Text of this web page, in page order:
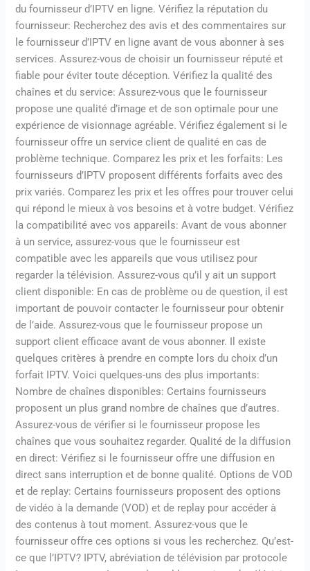
du fournisseur d’IPTV en ligne. Vérifiez la réputation du
fournisseur: Recherchez des avis et des commentaires sur
le fournisseur d’IPTV en ligne avant de vous abonner à ses
services. Assurez-vous de choisir un fournisseur réputé et
fiable pour éviter toute déception. Vérifiez la qualité des
chaînes et du service: Assurez-vous que le fournisseur
propose une qualité d’image et de son optimale pour une
expérience de visionnage agréable. Vérifiez également si le
fournisseur offre un service client de qualité en cas de
problème technique. Comparez les prix et les forfaits: Les
fournisseurs d’IPTV proposent différents forfaits avec des
prix variés. Comparez les prix et les offres pour trouver celui
qui répond le mieux à vos besoins et à votre budget. Vérifiez
la compatibilité avec vos appareils: Avant de vous abonner
à un service, assurez-vous que le fournisseur est
compatible avec les appareils que vous utilisez pour
regarder la télévision. Assurez-vous qu’il y ait un support
client disponible: En cas de problème ou de question, il est
important de pouvoir contacter le fournisseur pour obtenir
de l’aide. Assurez-vous que le fournisseur propose un
support client efficace avant de vous abonner. Il existe
quelques critères à prendre en compte lors du choix d’un
forfait IPTV. Voici quelques-uns des plus importants:
Nombre de chaînes disponibles: Certains fournisseurs
proposent un plus grand nombre de chaînes que d’autres.
Assurez-vous de vérifier si le fournisseur propose les
chaînes que vous souhaitez regarder. Qualité de la diffusion
en direct: Vérifiez si le fournisseur offre une diffusion en
direct sans interruption et de bonne qualité. Options de VOD
et de replay: Certains fournisseurs proposent des options
de vidéo à la demande (VOD) et de replay pour accéder à
des contenus à tout moment. Assurez-vous que le
fournisseur offre ces options si vous les recherchez. Qu’est-
ce que l’IPTV? IPTV, abréviation de télévision par protocole